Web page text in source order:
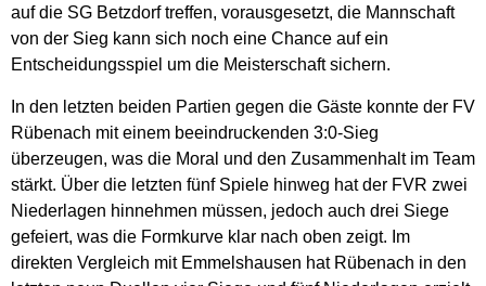
auf die SG Betzdorf treffen, vorausgesetzt, die Mannschaft
von der Sieg kann sich noch eine Chance auf ein
Entscheidungsspiel um die Meisterschaft sichern.
In den letzten beiden Partien gegen die Gäste konnte der FV
Rübenach mit einem beeindruckenden 3:0-Sieg
überzeugen, was die Moral und den Zusammenhalt im Team
stärkt. Über die letzten fünf Spiele hinweg hat der FVR zwei
Niederlagen hinnehmen müssen, jedoch auch drei Siege
gefeiert, was die Formkurve klar nach oben zeigt. Im
direkten Vergleich mit Emmelshausen hat Rübenach in den